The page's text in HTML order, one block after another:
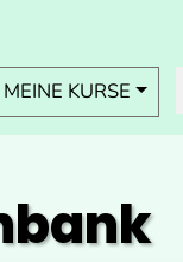
KURSE